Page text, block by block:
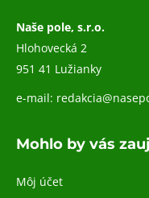
Naše pole, s.r.o.
Hlohovecká 2
951 41 Lužianky
e-mail:
Mohlo by vás
Môj účet